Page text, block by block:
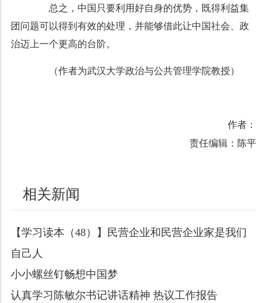
总之，中国只要利用好自身的优势，既得利益集
团问题可以得到有效的处理，并能够借此让中国社会、政
治迈上一个更高的台阶。
（作者为武汉大学政治与公共管理学院教授）
作者：
责任编辑：陈平
相关新闻
​【学习读本（48）】民营企业和民营企业家是我们
自己人
小小螺丝钉畅想中国梦
认真学习陈敏尔书记讲话精神 热议工作报告